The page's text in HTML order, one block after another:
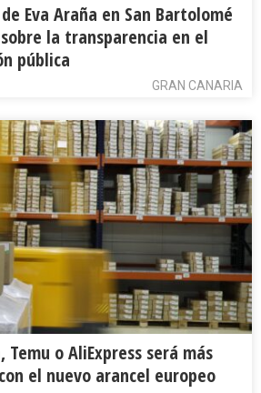
Eva Araña en San Bartolomé
la transparencia en el
pública
GRAN CANARIA
Temu o AliExpress será más
el nuevo arancel europeo